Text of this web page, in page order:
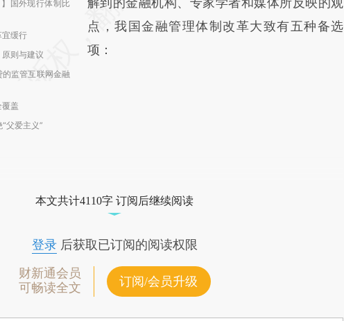
】国外现行体制比
宜缓行
则与建议
的监管互联网金融
盖
父爱主义”
点，我国金融管理体制改革大致有五种备选
项：
本文共计4110字 订阅后继续阅读
登录后获取已订阅的阅读权限
财新通会员
可畅读全文
订阅/会员升级